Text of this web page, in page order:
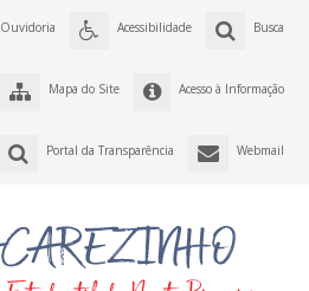
Busca
Acessibilidade
Ouvidoria
Acesso à Informação
Mapa do Site
Webmail
Portal da Transparência